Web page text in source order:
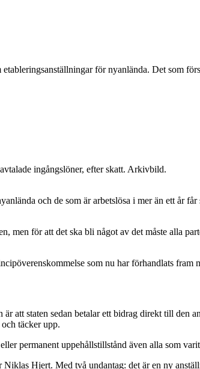
för nyanlända. Det som
ingångslöner, efter skatt. Arkivbild.
och de som är arbetslösa i mer än ett år
för att det ska bli något av det måste alla
som nu har förhandlats
att staten sedan betalar ett bidrag direkt till den
täcker upp.
permanent uppehållstillstånd även alla som
Hjert. Med två undantag: det är en ny